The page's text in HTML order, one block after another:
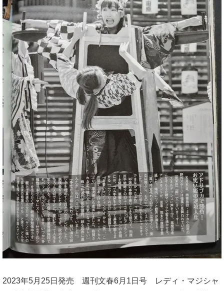
2023年5月25日発売 週刊文春6月1日号 レディ・マジシャ